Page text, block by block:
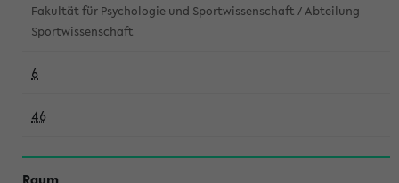
Fakultät für Psychologie und Sportwissenschaft / Abteilung
Sportwissenschaft
6
46